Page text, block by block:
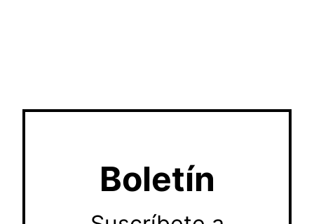
Boletín